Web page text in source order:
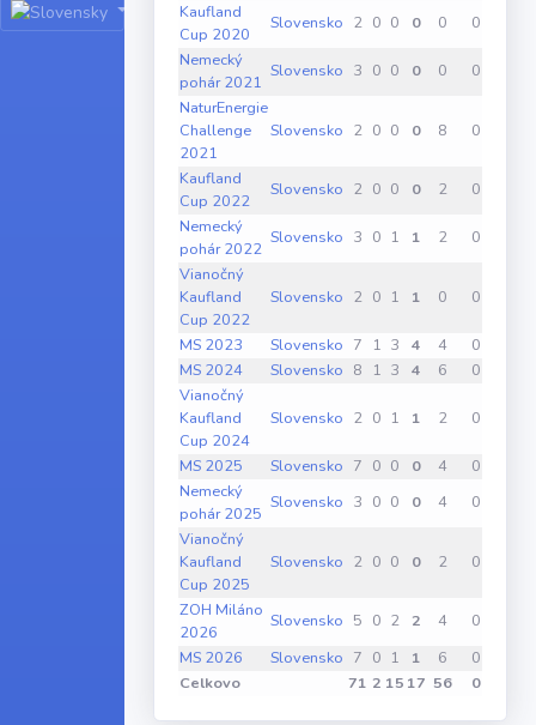
Kaufland
Cup 2020
Slovensko 2 0 0 0 0 0
Nemecký
pohár 2021
Slovensko 3 0 0 0 0 0
NaturEnergie
Challenge
2021
Slovensko 2 0 0 0 8 0
Kaufland
Cup 2022
Slovensko 2 0 0 0 2 0
Nemecký
pohár 2022
Slovensko 3 0 1 1 2 0
Vianočný
Kaufland
Cup 2022
Slovensko 2 0 1 1 0 0
MS 2023 Slovensko 7 1 3 4 4 0
MS 2024
Slovensko 8 1 3 4 6 0
Vianočný
Kaufland
Cup 2024
Slovensko 2 0 1 1 2 0
MS 2025 Slovensko 7 0 0 0 4 0
Nemecký
pohár 2025
Slovensko 3 0 0 0 4 0
Vianočný
Kaufland
Cup 2025
Slovensko 2 0 0 0 2 0
ZOH Miláno
2026
Slovensko 5 0 2 2 4 0
MS 2026
Slovensko 7 0 1 1 6 0
Celkovo
71 2 15 17 56 0